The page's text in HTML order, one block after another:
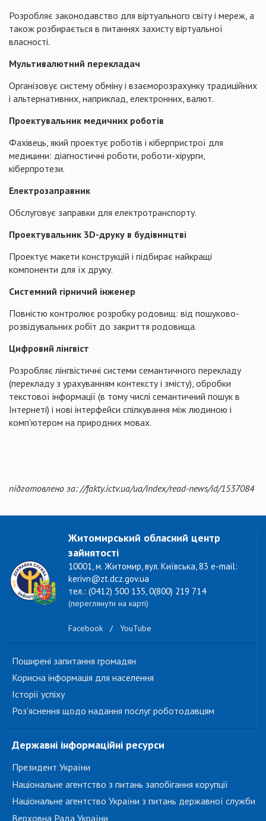
Розробляє законодавство для віртуального світу і мереж, а
також розбирається в питаннях захисту віртуальної
власності.
Мультивалютний перекладач
Організовує систему обміну і взаєморозрахунку традиційних
і альтернативних, наприклад, електронних, валют.
Проектувальник медичних роботів
Фахівець, який проектує роботів і кіберпристрої для
медицини: діагностичні роботи, роботи-хірурги,
кіберпротези.
Електрозаправник
Обслуговує заправки для електротранспорту.
Проектувальник 3D-друку в будівництві
Проектує макети конструкцій і підбирає найкращі
компоненти для їх друку.
Системний гірничий інженер
Повністю контролює розробку родовищ: від пошуково-
розвідувальних робіт до закриття родовища.
Цифровий лінгвіст
Розробляє лінгвістичні системи семантичного перекладу
(перекладу з урахуванням контексту і змісту), обробки
текстової інформації (в тому числі семантичний пошук в
Інтернеті) і нові інтерфейси спілкування між людиною і
комп'ютером на природних мовах.
підготовлено за://fakty.ictv.ua/ua/index/read-news/id/1537084
Житомирський обласний центр
зайнятості
10001, м. Житомир, вул. Київська, 83 e-mail:
kerivn@zt.dcz.gov.ua
тел.: (0412) 500 135, 0(800) 219 714
(переглянути на карті)
Facebook / YouTube
Поширені запитання громадян
Корисна інформація для населення
Історії успіху
Роз'яснення щодо надання послуг роботодавцям
Державні інформаційні ресурси
Президент України
Національне агентство з питань запобігання корупції
Національне агентство України з питань державної служби
Верховна Рада України